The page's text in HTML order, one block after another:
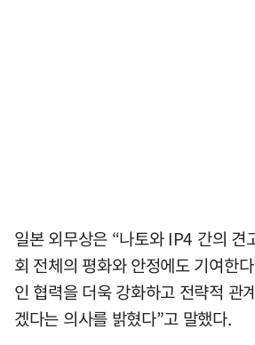
일본 외무상은 “나토와 IP4 간의 견
회 전체의 평화와 안정에도 기여한
인 협력을 더욱 강화하고 전략적 관
겠다는 의사를 밝혔다”고 말했다.